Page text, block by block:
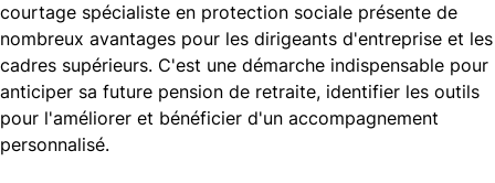
courtage spécialiste en protection sociale présente de
nombreux avantages pour les dirigeants d'entreprise et les
cadres supérieurs. C'est une démarche indispensable pour
anticiper sa future pension de retraite, identifier les outils
pour l'améliorer et bénéficier d'un accompagnement
personnalisé.